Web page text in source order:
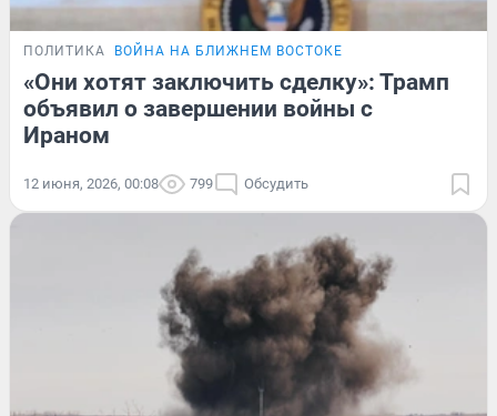
ПОЛИТИКА ВОЙНА НА БЛИЖНЕМ ВОСТОКЕ
«Они хотят заключить сделку»: Трамп
объявил о завершении войны с
Ираном
12 июня, 2026, 00:08 799 Обсудить